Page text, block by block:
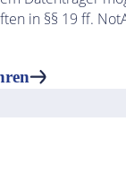
in §§ 19 ff.